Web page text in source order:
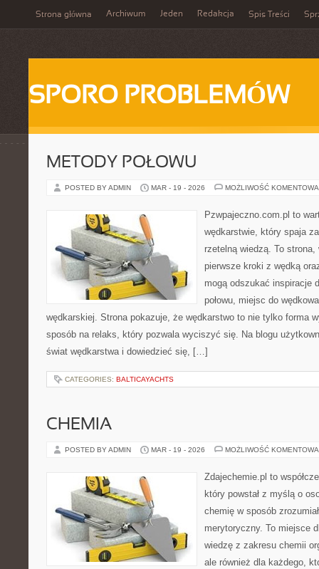
Strona główna Archiwum Jeden Redakcja Spis Treści
SPORO PROBLEMÓW
METODY POŁOWU
POSTED BY ADMIN MAR - 19 - 2026 MOŻLIWOŚĆ
Pzwpajeczno.com.pl to
wędkarstwie, który spaja
rzetelną wiedzą. To
pierwsze kroki z wędką
mogą odszukać inspiracje
połowu, miejsc do
wędkarskiej. Strona pokazuje, że wędkarstwo to nie tylko forma
sposób na relaks, który pozwala wyciszyć się. Na blogu
świat wędkarstwa i dowiedzieć się, […]
CATEGORIES: BALTICAYACHTS
CHEMIA
POSTED BY ADMIN MAR - 19 - 2026 MOŻLIWOŚĆ
Zdajechemie.pl to
który powstał z myślą o
chemię w sposób
merytoryczny. To miejsce
wiedzę z zakresu chemii
ale również dla każdego,